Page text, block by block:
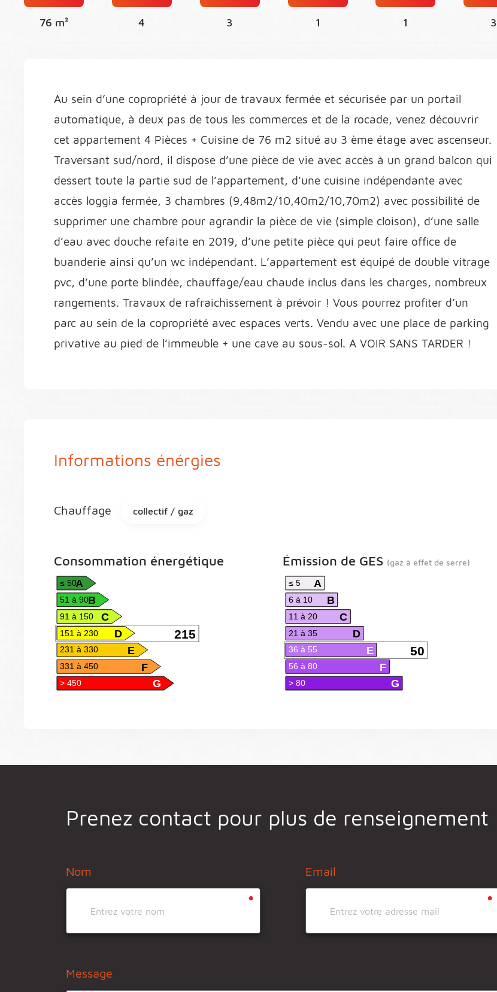
76 m² 4 3 1 1 3
Au sein d’une copropriété à jour de travaux fermée et sécurisée par un portail
automatique, à deux pas de tous les commerces et de la rocade, venez découvrir
cet appartement 4 Pièces + Cuisine de 76 m2 situé au 3 ème étage avec ascenseur.
Traversant sud/nord, il dispose d’une pièce de vie avec accès à un grand balcon qui
dessert toute la partie sud de l’appartement, d’une cuisine indépendante avec
accès loggia fermée, 3 chambres (9,48m2/10,40m2/10,70m2) avec possibilité de
supprimer une chambre pour agrandir la pièce de vie (simple cloison), d’une salle
d’eau avec douche refaite en 2019, d’une petite pièce qui peut faire office de
buanderie ainsi qu’un wc indépendant. L’appartement est équipé de double vitrage
pvc, d’une porte blindée, chauffage/eau chaude inclus dans les charges, nombreux
rangements. Travaux de rafraichissement à prévoir ! Vous pourrez profiter d’un
parc au sein de la copropriété avec espaces verts. Vendu avec une place de parking
privative au pied de l’immeuble + une cave au sous-sol. A VOIR SANS TARDER !
Informations énérgies
Chauffage collectif / gaz
Consommation énergétique
A
≤ 50
B
51 à 90
C
91 à 150
215
D
151 à 230
E
231 à 330
F
331 à 450
G
> 450
Émission de GES (gaz à effet de serre)
A
≤ 5
B
6 à 10
C
11 à 20
D
21 à 35
50
E
36 à 55
F
56 à 80
G
> 80
Prenez contact pour plus de renseignement
Nom
•
Email
•
Message